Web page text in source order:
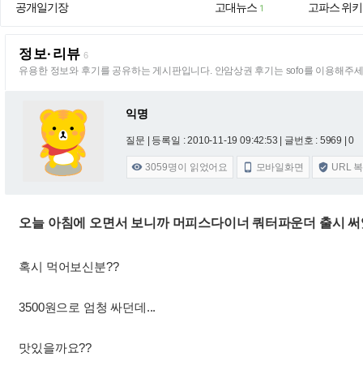
공개일기장 고대뉴스 1
고파스 위키
정보·리뷰 6
유용한 정보와 후기를 공유하는 게시판입니다. 안암상권 후기는 sofo를 이용해주
익명
질문 | 등록일 : 2010-11-19 09:42:53 | 글번호 : 5969 | 0
 3059명이 읽었어요  모바일화면  URL
오늘 아침에 오면서 보니까 머피스다이너 쿼터파운더 출시
혹시 먹어보신분??
3500원으로 엄청 싸던데...
맛있을까요??